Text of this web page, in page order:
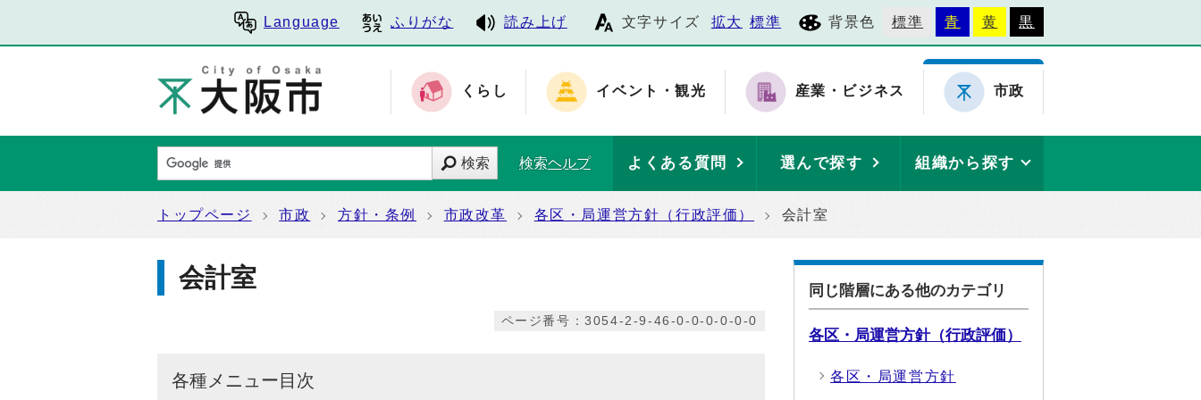
Language ふりがな 読み上げ 文字サイズ 拡大 標準 背景色 標準 青 黄 黒
くらし イベント・観光 産業・ビジネス 市政
検索 検索ヘルプ よくある質問 選んで探す 組織から探す
トップページ 市政 方針・条例 市政改革 各区・局運営方針（行政評価） 会計室
会計室
ページ番号：3054-2-9-46-0-0-0-0-0-0
各種メニュー目次
同じ階層にある他のカテゴリ
各区・局運営方針（行政評価）
各区・局運営方針